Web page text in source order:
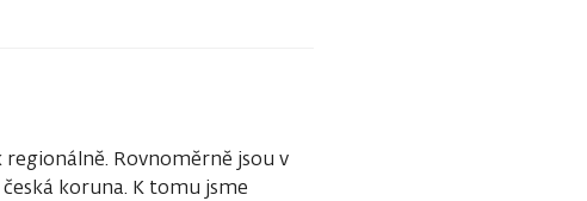
Rovnoměrně jsou v
koruna. K tomu jsme